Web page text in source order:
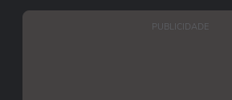
PUBLICIDADE